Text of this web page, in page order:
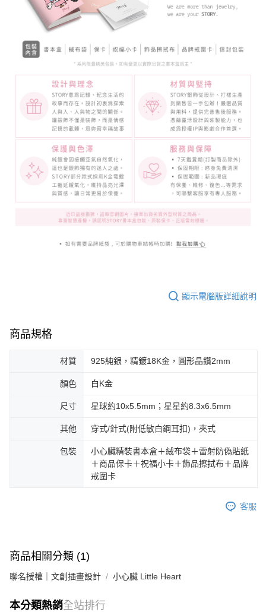
顯示電腦版詳細說明
商品規格
材質 925純銀，精鍍18K金，圓形晶鑽2mm
顏色 白K金
尺寸 星球約10x5.5mm；星星約8.3x6.5mm
其他 穿式/針式(附低敏白鋼耳扣)，夾式
包裝
小心臟精裝書本盒＋絨布袋＋雷射防偽貼紙
＋商品保卡＋祝福小卡＋飾品擦拭布＋品牌
戒圍卡
客服
商品相關分類 (1)
聯名授權｜文創插畫設計 小心臟 Little Heart
本分類熱銷全站排行